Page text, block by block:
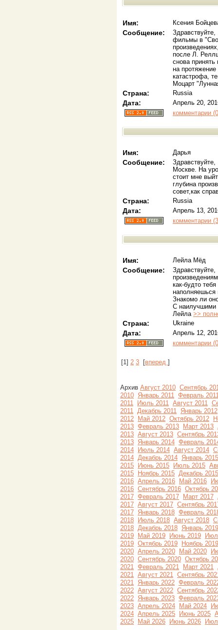
Имя: Ксения
Сообщение:
фильмы в
после Л.
снова принять
на
катастрофа,
Моцарт
Страна: Russia
Дата:
Апрель 20,
комментарии
Имя: Дарья
Сообщение:
Москве. На
стоит мне
глубина
совет,как
Страна: Russia
Дата:
Апрель 13,
комментарии
Имя: Лейла Мёд
Сообщение:
как-будто
наполняешься
Знакомо ли
С наилучшими
Лейла >>
Страна: Ukraine
Дата:
Апрель 12,
комментарии
[1] 2 3 [вперед ]
Архив Август 2010 Сентябрь
2010 Январь 2011 Февраль
2011
Июль 2011 Август 2011
2011 Декабрь 2011 Январь 2012
2012
Май 2012 Октябрь 2012
2013 Февраль 2013 Март 2013
2013 Август 2013 Сентябрь
2013 Январь 2014 Февраль
2014
Июль 2014 Август 2014
2014 Декабрь 2014 Январь 2015
2015
Июнь 2015 Июль 2015
2015
Ноябрь 2015 Декабрь 2015
2016 Апрель 2016 Май 2016
2016 Сентябрь 2016 Октябрь
2017 Февраль 2017 Март 2017
2017 Август 2017 Сентябрь
2017 Январь 2018 Февраль
2018
Июль 2018 Август 2018
2018 Декабрь 2018 Январь 2019
2019
Май 2019 Июнь 2019
2019 Октябрь 2019
Ноябрь 2019
2020 Апрель 2020 Май 2020
2020 Сентябрь 2020 Октябрь
2021 Февраль 2021 Март 2021
2021 Август 2021 Сентябрь
2021 Январь 2022 Февраль
2022 Август 2022 Сентябрь
2022 Январь 2023 Февраль
2023 Апрель 2024 Май 2024
2024 Апрель 2025 Июнь 2025
2025
Май 2026 Июнь 2026